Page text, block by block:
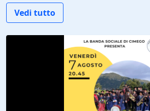
Vedi tutto